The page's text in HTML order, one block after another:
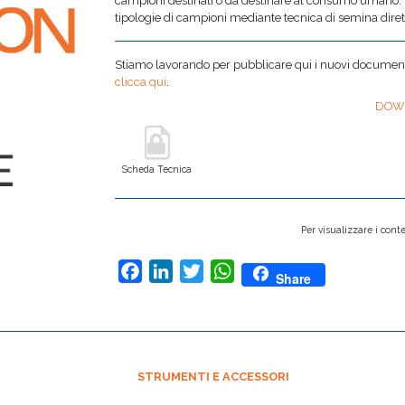
tipologie di campioni mediante tecnica di semina
Stiamo lavorando per pubblicare qui i nuovi
clicca qui.
Scheda Tecnica
Per visualizzare i
FacebookLinkedInTwitterWhatsApp
Share
STRUMENTI E ACCESSORI